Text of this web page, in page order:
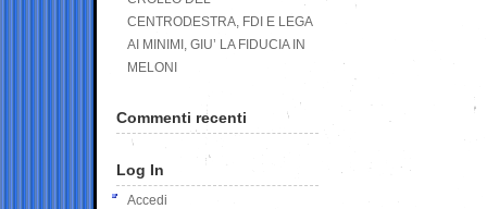
CENTRODESTRA, FDI E LEGA
AI MINIMI, GIU’ LA FIDUCIA IN
MELONI
Commenti recenti
Log In
Accedi